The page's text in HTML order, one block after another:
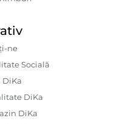
ne
Socială
DiKa
DiKa
DiKa